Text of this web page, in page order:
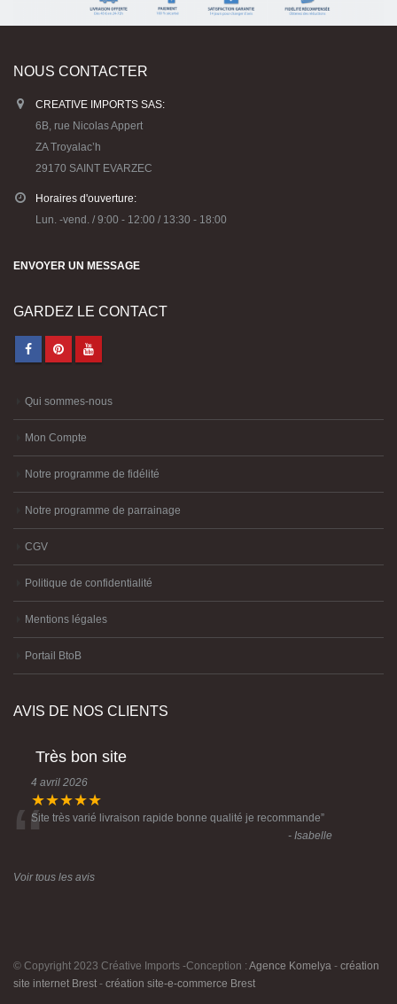
NOUS CONTACTER
CREATIVE IMPORTS SAS:
6B, rue Nicolas Appert
ZA Troyalac’h
29170 SAINT EVARZEC
Horaires d'ouverture:
Lun. -vend. / 9:00 - 12:00 / 13:30 - 18:00
ENVOYER UN MESSAGE
GARDEZ LE CONTACT
Qui sommes-nous
Mon Compte
Notre programme de fidélité
Notre programme de parrainage
CGV
Politique de confidentialité
Mentions légales
Portail BtoB
AVIS DE NOS CLIENTS
Très bon site
4 avril 2026
★★★★★
“Site très varié livraison rapide bonne qualité je recommande”
- Isabelle
Voir tous les avis
© Copyright 2023 Créative Imports -Conception : Agence Komelya - création
site internet Brest - création site-e-commerce Brest